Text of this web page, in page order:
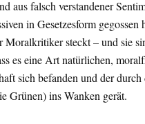
aus falsch verstandener
in Gesetzesform
Moralkritiker steckt – und sie
es eine Art natürlichen,
sich befanden und der
Grünen) ins Wanken gerät.